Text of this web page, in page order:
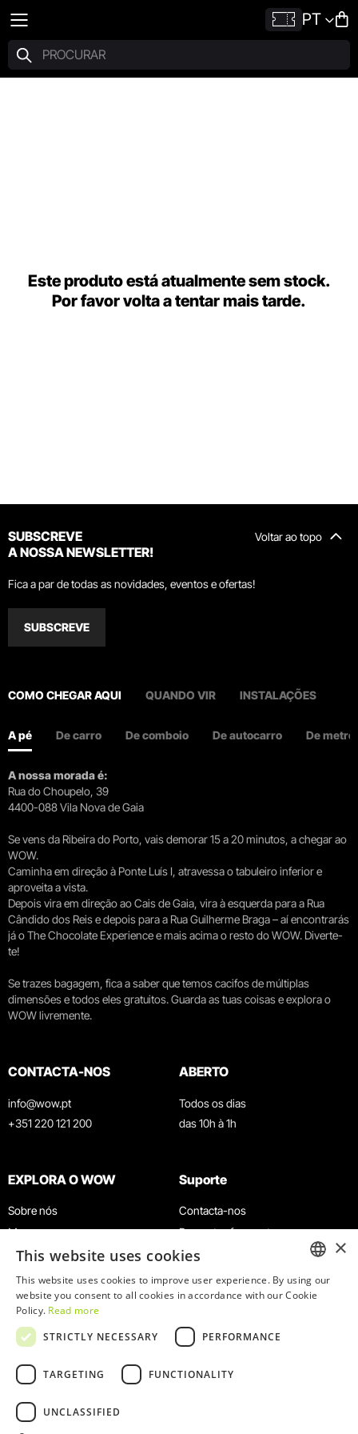
PT
Este produto está atualmente sem stock.
Por favor volta a tentar mais tarde.
Voltar ao topo
SUBSCREVE
A NOSSA NEWSLETTER!
Fica a par de todas as novidades, eventos e ofertas!
SUBSCREVE
COMO CHEGAR AQUI QUANDO VIR INSTALAÇÕES
A pé De carro De comboio De autocarro De metro
A nossa morada é:
Rua do Choupelo, 39
4400-088 Vila Nova de Gaia
Se vens da Ribeira do Porto, vais demorar 15 a 20 minutos, a chegar ao
WOW.
Caminha em direção à Ponte Luís I, atravessa o tabuleiro inferior e
aproveita a vista.
Depois vira em direção ao Cais de Gaia, vira à esquerda para a Rua
Cândido dos Reis e depois para a Rua Guilherme Braga – aí encontrarás
já o The Chocolate Experience e mais acima o resto do WOW. Diverte-
te!
Se trazes bagagem, fica a saber que temos cacifos de múltiplas
dimensões e todos eles gratuitos. Guarda as tuas coisas e explora o
WOW livremente.
CONTACTA-NOS
info@wow.pt
+351 220 121 200
ABERTO
Todos os dias
das 10h à 1h
EXPLORA O WOW
Sobre nós
Museus
Agenda
Notícias
Restaurantes
Cartão WOW
Grupos e Eventos
Serviço Educativo
Suporte
Contacta-nos
Perguntas frequentes
Termos e Condições
Política de privacidade e cookies
Trabalha connosco
Livro de reclamações
ENGLISH
×
This website uses cookies
This website uses cookies to improve user experience. By using our
website you consent to all cookies in accordance with our Cookie
Policy. Read more
STRICTLY NECESSARY
PERFORMANCE
TARGETING FUNCTIONALITY
UNCLASSIFIED